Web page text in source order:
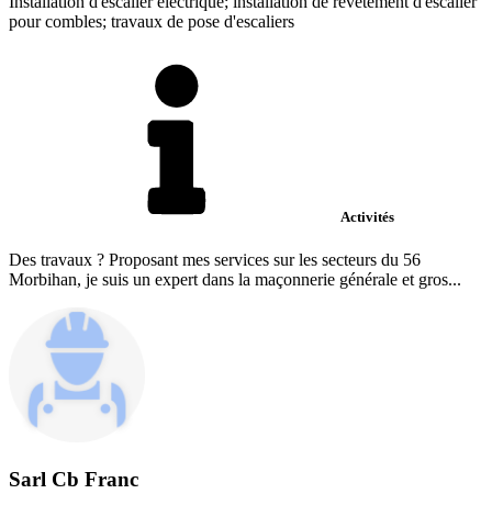
pour combles; travaux de pose d'escaliers
Activités
Des travaux ? Proposant mes services sur les secteurs du 56
Morbihan, je suis un expert dans la maçonnerie générale et gros...
Sarl Cb Franc